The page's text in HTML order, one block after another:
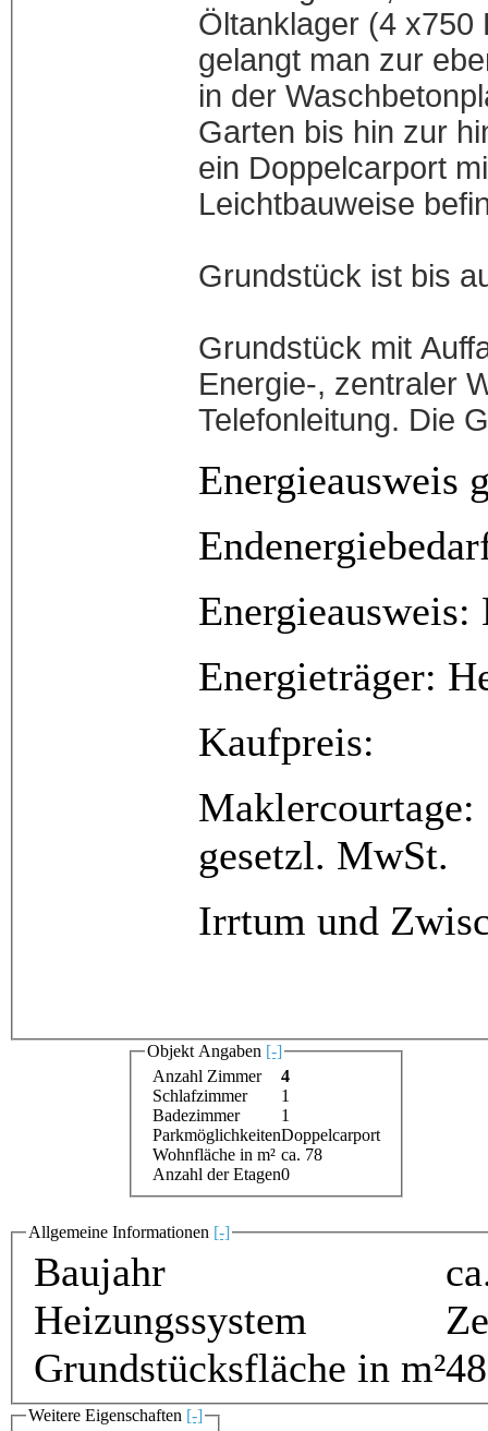
Öltanklager (4 x750
gelangt man zur
in der
Garten bis hin zur
ein Doppelcarport
Grundstück ist bis
Grundstück mit
Energie-, zentraler
Telefonleitung. Die
Energieausweis
Energieausweis:
Energieträger:
Kaufpreis:
gesetzl. MwSt.
Irrtum und
Objekt Angaben [-]
Anzahl Zimmer
4
Schlafzimmer
1
Badezimmer
1
ParkmöglichkeitenDoppelcarport
Wohnfläche in m² ca. 78
Anzahl der Etagen0
Allgemeine Informationen [-]
Baujahr
Heizungssystem
Grundstücksfläche in m²
Weitere Eigenschaften [-]